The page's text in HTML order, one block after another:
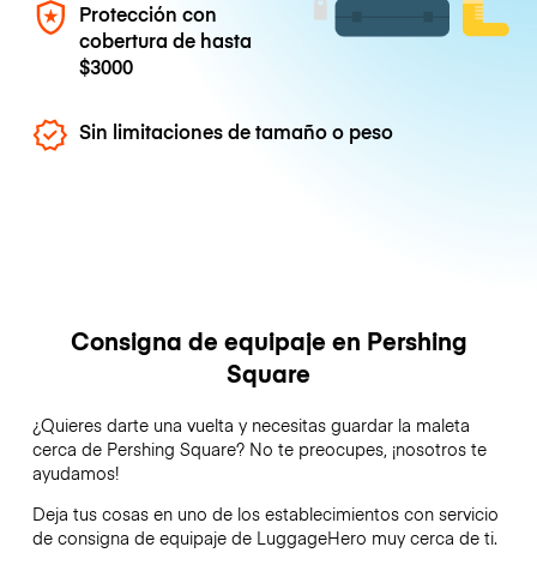
Protección con
cobertura de hasta
$3000
Sin limitaciones de tamaño o peso
Consigna de equipaje en Pershing
Square
¿Quieres darte una vuelta y necesitas guardar la maleta
cerca de Pershing Square? No te preocupes, ¡nosotros te
ayudamos!
Deja tus cosas en uno de los establecimientos con servicio
de consigna de equipaje de LuggageHero muy cerca de ti.